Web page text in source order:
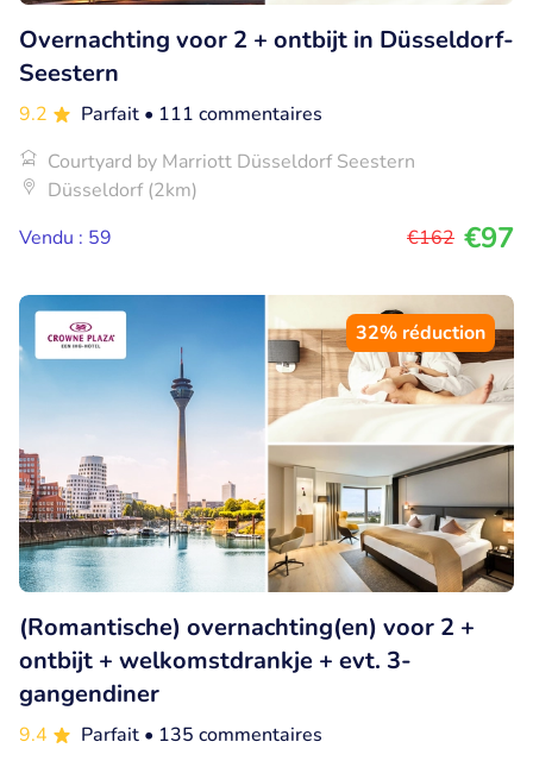
Overnachting voor 2 + ontbijt in Düsseldorf-
Seestern
9.2 Parfait • 111 commentaires
Courtyard by Marriott Düsseldorf Seestern
Düsseldorf (2km)
Vendu : 59
€162 €97
32% réduction
(Romantische) overnachting(en) voor 2 +
ontbijt + welkomstdrankje + evt. 3-
gangendiner
9.4 Parfait • 135 commentaires